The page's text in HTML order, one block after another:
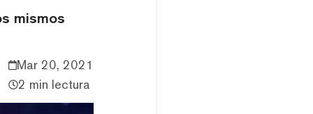
mismos
Mar 20, 2021
2 min lectura